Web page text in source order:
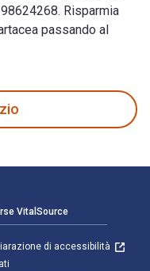
Risparmia
passando al
VitalSource
di accessibilità